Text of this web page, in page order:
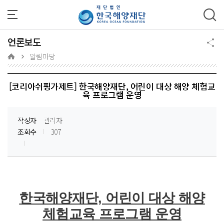
본문 바로가기
주메뉴 바로가기
하단 바로가기
언론보도
알림마당
[코리아쉬핑가제트] 한국해양재단, 어린이 대상 해양 체험교
육 프로그램 운영
작성자
관리자
조회수
307
한국해양재단, 어린이 대상 해양
체험교육 프로그램 운영